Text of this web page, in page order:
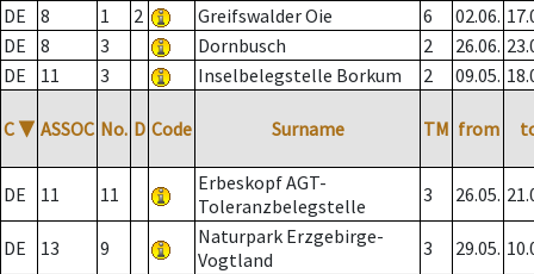
DE
8 1 2 Greifswalder Oie 6 02.06.
DE
8 3 Dornbusch 2 26.06.
DE
11 3 Inselbelegstelle Borkum 2 09.05.
C ▼ ASSOC No. D Code Surname TM from
DE 11 11
Erbeskopf AGT-
Toleranzbelegstelle
3 26.05.
DE 13 9
Naturpark Erzgebirge-
Vogtland
3 29.05.